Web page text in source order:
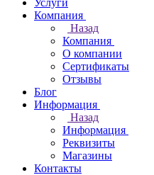
Услуги
Компания
Назад
Компания
О компании
Сертификаты
Отзывы
Блог
Информация
Назад
Информация
Реквизиты
Магазины
Контакты